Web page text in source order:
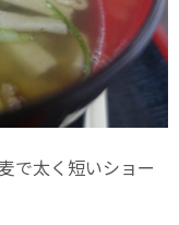
で太く短いショー